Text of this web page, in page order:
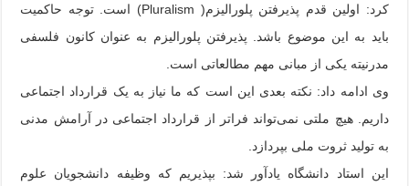
کرد: اولین قدم پذیرفتن پلورالیزم( Pluralism) است. توجه حاکمیت
باید به این موضوع باشد. پذیرفتن پلورالیزم به عنوان کانون فلسفی
مدرنیته یکی از مبانی مهم مطالعاتی است.
وی ادامه داد: نکته بعدی این است که ما نیاز به یک قرارداد اجتماعی
داریم. هیچ ملتی نمی‌تواند فراتر از قرارداد اجتماعی در آرامش مدنی
به تولید ثروت ملی بپردازد.
این استاد دانشگاه یادآور شد: بپذیریم که وظیفه دانشجویان علوم